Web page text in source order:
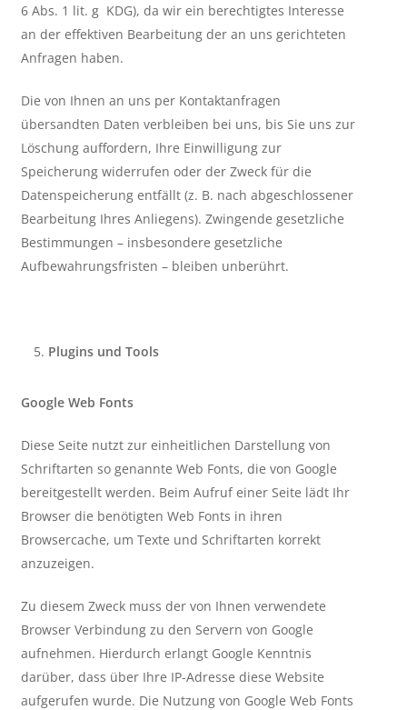
6 Abs. 1 lit. g KDG), da wir ein berechtigtes Interesse
an der effektiven Bearbeitung der an uns gerichteten
Anfragen haben.
Die von Ihnen an uns per Kontaktanfragen
übersandten Daten verbleiben bei uns, bis Sie uns zur
Löschung auffordern, Ihre Einwilligung zur
Speicherung widerrufen oder der Zweck für die
Datenspeicherung entfällt (z. B. nach abgeschlossener
Bearbeitung Ihres Anliegens). Zwingende gesetzliche
Bestimmungen – insbesondere gesetzliche
Aufbewahrungsfristen – bleiben unberührt.
Plugins und Tools
Google Web Fonts
Diese Seite nutzt zur einheitlichen Darstellung von
Schriftarten so genannte Web Fonts, die von Google
bereitgestellt werden. Beim Aufruf einer Seite lädt Ihr
Browser die benötigten Web Fonts in ihren
Browsercache, um Texte und Schriftarten korrekt
anzuzeigen.
Zu diesem Zweck muss der von Ihnen verwendete
Browser Verbindung zu den Servern von Google
aufnehmen. Hierdurch erlangt Google Kenntnis
darüber, dass über Ihre IP-Adresse diese Website
aufgerufen wurde. Die Nutzung von Google Web Fonts